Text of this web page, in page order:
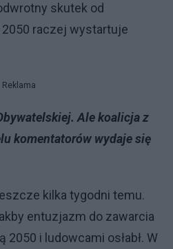
skutek od
raczej wystartuje
Reklama
Ale koalicja z
komentatorów wydaje się
kilka tygodni temu.
entuzjazm do zawarcia
i ludowcami osłabł. W